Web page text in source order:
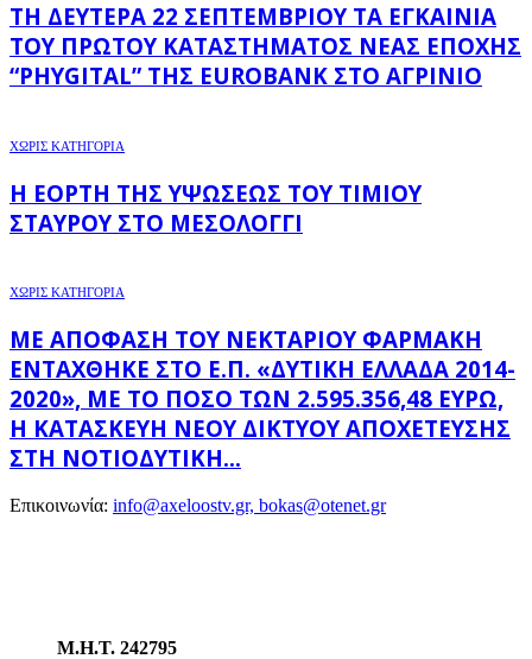
ΤΗ ΔΕΥΤΈΡΑ 22 ΣΕΠΤΕΜΒΡΊΟΥ ΤΑ ΕΓΚΑΊΝΙΑ
ΤΟΥ ΠΡΏΤΟΥ ΚΑΤΑΣΤΉΜΑΤΟΣ ΝΈΑΣ ΕΠΟΧΉΣ
“PHYGITAL” ΤΗΣ EUROBANK ΣΤΟ ΑΓΡΊΝΙΟ
ΧΩΡΊΣ ΚΑΤΗΓΟΡΊΑ
Η ΕΟΡΤΉ ΤΗΣ ΥΨΏΣΕΩΣ ΤΟΥ ΤΙΜΊΟΥ
ΣΤΑΥΡΟΎ ΣΤΟ ΜΕΣΟΛΌΓΓΙ
ΧΩΡΊΣ ΚΑΤΗΓΟΡΊΑ
ΜΕ ΑΠΌΦΑΣΗ ΤΟΥ ΝΕΚΤΆΡΙΟΥ ΦΑΡΜΆΚΗ
ΕΝΤΆΧΘΗΚΕ ΣΤΟ Ε.Π. «ΔΥΤΙΚΉ ΕΛΛΆΔΑ 2014-
2020», ΜΕ ΤΟ ΠΟΣΌ ΤΩΝ 2.595.356,48 ΕΥΡΏ,
Η ΚΑΤΑΣΚΕΥΉ ΝΈΟΥ ΔΙΚΤΎΟΥ ΑΠΟΧΈΤΕΥΣΗΣ
ΣΤΗ ΝΟΤΙΟΔΥΤΙΚΉ...
Επικοινωνία: info@axeloostv.gr, bokas@otenet.gr
Μ.Η.Τ. 242795